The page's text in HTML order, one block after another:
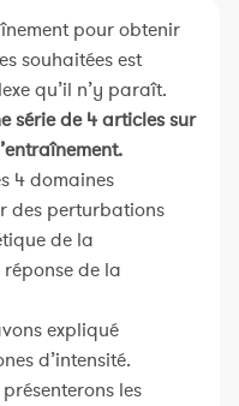
pour obtenir
souhaitées est
qu’il n’y paraît.
série de 4 articles sur
4 domaines
des perturbations
de la
de la
expliqué
d’intensité.
les